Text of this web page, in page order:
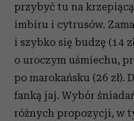
przybyć tu na
imbiru i cytrusów.
i szybko się budzę (14
o uroczym uśmiechu,
po marokańsku (26 zł).
fanką jaj. Wybór
różnych propozycji, w